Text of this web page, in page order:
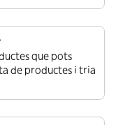
que pots
de productes i tria